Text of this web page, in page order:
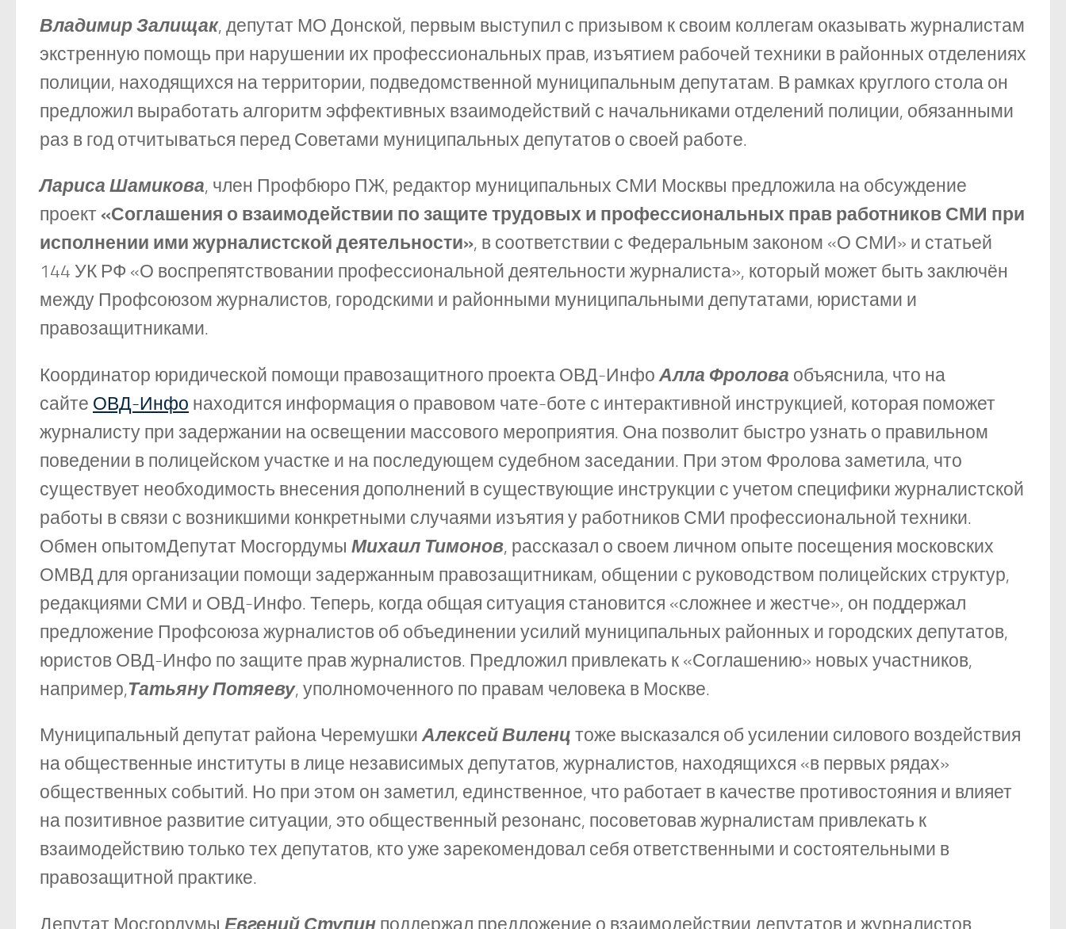
Владимир Залищак, депутат МО Донской, первым выступил с призывом к своим коллегам оказывать журналистам
экстренную помощь при нарушении их профессиональных прав, изъятием рабочей техники в районных отделениях
полиции, находящихся на территории, подведомственной муниципальным депутатам. В рамках круглого стола он
предложил выработать алгоритм эффективных взаимодействий с начальниками отделений полиции, обязанными
раз в год отчитываться перед Советами муниципальных депутатов о своей работе.
Лариса Шамикова, член Профбюро ПЖ, редактор муниципальных СМИ Москвы предложила на обсуждение
проект «Соглашения о взаимодействии по защите трудовых и профессиональных прав работников СМИ при
исполнении ими журналистской деятельности», в соответствии с Федеральным законом «О СМИ» и статьей
144 УК РФ «О воспрепятствовании профессиональной деятельности журналиста», который может быть заключён
между Профсоюзом журналистов, городскими и районными муниципальными депутатами, юристами и
правозащитниками.
Координатор юридической помощи правозащитного проекта ОВД-ИнфоАлла Фролова объяснила, что на
сайте ОВД-Инфо находится информация о правовом чате-боте с интерактивной инструкцией, которая поможет
журналисту при задержании на освещении массового мероприятия. Она позволит быстро узнать о правильном
поведении в полицейском участке и на последующем судебном заседании. При этом Фролова заметила, что
существует необходимость внесения дополнений в существующие инструкции с учетом специфики журналистской
работы в связи с возникшими конкретными случаями изъятия у работников СМИ профессиональной техники.
Обмен опытомДепутат Мосгордумы Михаил Тимонов, рассказал о своем личном опыте посещения московских
ОМВД для организации помощи задержанным правозащитникам, общении с руководством полицейских структур,
редакциями СМИ и ОВД-Инфо. Теперь, когда общая ситуация становится «сложнее и жестче», он поддержал
предложение Профсоюза журналистов об объединении усилий муниципальных районных и городских депутатов,
юристов ОВД-Инфо по защите прав журналистов. Предложил привлекать к «Соглашению» новых участников,
например,Татьяну Потяеву, уполномоченного по правам человека в Москве.
Муниципальный депутат района ЧеремушкиАлексей Виленц тоже высказался об усилении силового воздействия
на общественные институты в лице независимых депутатов, журналистов, находящихся «в первых рядах»
общественных событий. Но при этом он заметил, единственное, что работает в качестве противостояния и влияет
на позитивное развитие ситуации, это общественный резонанс, посоветовав журналистам привлекать к
взаимодействию только тех депутатов, кто уже зарекомендовал себя ответственными и состоятельными в
правозащитной практике.
Депутат Мосгордумы Евгений Ступин поддержал предложение о взаимодействии депутатов и журналистов,